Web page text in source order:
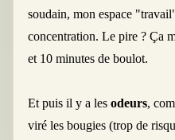
soudain, mon espace
concentration. Le pire ? Ça
et 10 minutes de boulot.
Et puis il y a lesodeurs,
viré les bougies (trop de